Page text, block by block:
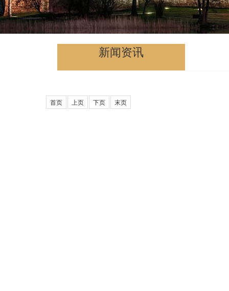
新闻资讯
首页 上页 下页 末页